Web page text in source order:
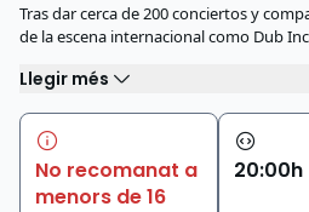
Tras dar cerca de 200 conciertos y
de la escena internacional como Dub
Llegir més
No recomanat a
menors de 16
20:00h